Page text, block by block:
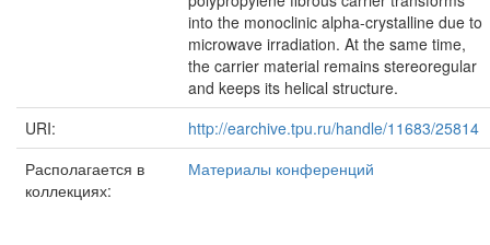
into the monoclinic alpha-crystalline due to
microwave irradiation. At the same time,
the carrier material remains stereoregular
and keeps its helical structure.
URI:
http://earchive.tpu.ru/handle/11683/25814
Располагается в
коллекциях:
Материалы конференций